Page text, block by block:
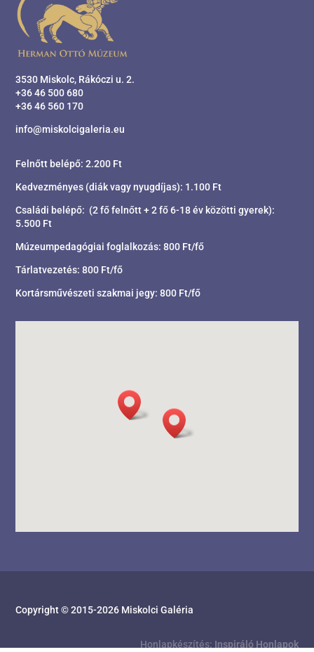
3530 Miskolc, Rákóczi u. 2.
+36 46 500 680
+36 46 560 170
info@miskolcigaleria.eu
Felnőtt belépő: 2.200 Ft
Kedvezményes (diák vagy nyugdíjas): 1.100 Ft
Családi belépő: (2 fő felnőtt + 2 fő 6-18 év közötti gyerek):
5.500 Ft
Múzeumpedagógiai foglalkozás: 800 Ft/fő
Tárlatvezetés: 800 Ft/fő
Kortársművészeti szakmai jegy: 800 Ft/fő
Copyright © 2015-2026 Miskolci Galéria
Honlapkészítés: Inspiráló Honlapok